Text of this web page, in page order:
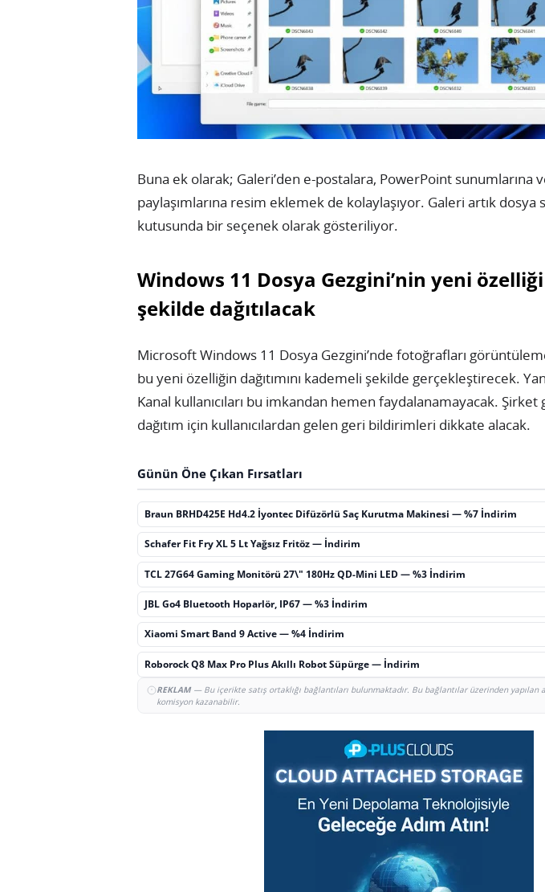
Buna ek olarak; Galeri’den e-postalara, PowerPoint sunumlarına
paylaşımlarına resim eklemek de kolaylaşıyor. Galeri artık dosya
kutusunda bir seçenek olarak gösteriliyor.
Windows 11 Dosya Gezgini’nin yeni
şekilde dağıtılacak
Microsoft Windows 11 Dosya Gezgini’nde fotoğrafları
bu yeni özelliğin dağıtımını kademeli şekilde gerçekleştirecek.
Kanal kullanıcıları bu imkandan hemen faydalanamayacak. Şirket
dağıtım için kullanıcılardan gelen geri bildirimleri dikkate alacak.
Günün Öne Çıkan Fırsatları
Braun BRHD425E Hd4.2 İyontec Difüzörlü Saç Kurutma Makinesi — %7 İndirim
Schafer Fit Fry XL 5 Lt Yağsız Fritöz — İndirim
TCL 27G64 Gaming Monitörü 27\" 180Hz QD-Mini LED — %3 İndirim
JBL Go4 Bluetooth Hoparlör, IP67 — %3 İndirim
Xiaomi Smart Band 9 Active — %4 İndirim
Roborock Q8 Max Pro Plus Akıllı Robot Süpürge — İndirim
REKLAM— Bu içerikte satış ortaklığı bağlantıları bulunmaktadır. Bu bağlantılar üzerinden yapılan
komisyon kazanabilir.